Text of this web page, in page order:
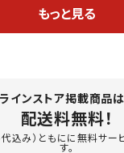
もっと見る
インストア掲載商品
配送料無料！
代込み）ともにに無料サー
す。